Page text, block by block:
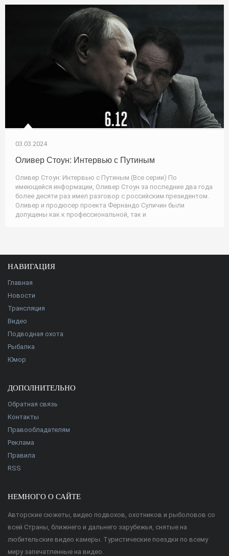
03.03.2024
Оливер Стоун: Интервью с Путиным
Оливер Стоун: Интервью с Путиным (Все серии) По
имеющейся информации, Оливер Стоун за последние два года
более десяти раз имел разговор с российским президентом.
Оливер и продюсер проекта Фернандо Суличин были
допущены как к профессиональной, так и
НАВИГАЦИЯ
Главная
Новости
Трансляция
Видео
Подводная охота
Рыбалка
Юмор
ДОПОЛНИТЕЛЬНО
Обратная связь
Контакты
Правообладателям
Реклама
Правила
RSS
НЕМНОГО О САЙТЕ
Авторские сюжеты, видео подвохов, охотников и рыболовов со
всей Страны, ближнего и дальнего зарубежья, снятые на
любительские видео камеры. Туристические поездки по всему
миру запечатленные на видео.